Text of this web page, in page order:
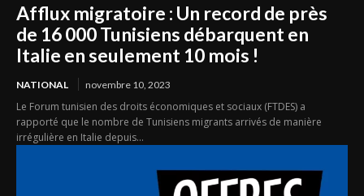
Afflux migratoire : Un record de près
de 16 000 Tunisiens débarquent en
Italie en seulement 10 mois !
NATIONAL novembre 10, 2023
Le Forum tunisien des droits économiques et sociaux (FTDES) a
rapporté que le nombre de Tunisiens migrants arrivés de manière
irrégulière en Italie depuis...